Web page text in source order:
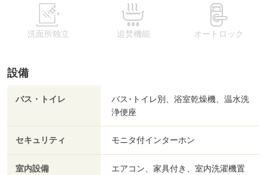
洗面所独立 追焚機能 オートロック
設備
バス・トイレ
バス･トイレ別、浴室乾燥機、温水洗
浄便座
セキュリティ モニタ付インターホン
室内設備
エアコン、家具付き、室内洗濯機置